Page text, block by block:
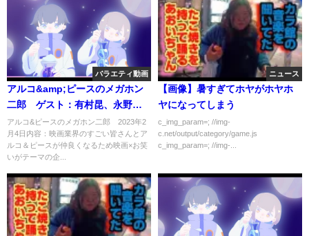
バラエティ動画
アルコ&amp;ピースのメガホン
二郎 ゲスト：有村昆、永野、
高野正成、村田大樹 2月4日
アルコ&ピースのメガホン二郎 2023年2
月4日内容：映画業界のすごい皆さんとア
ルコ＆ピースが仲良くなるため映画×お笑
いがテーマの企...
ニュース
【画像】暑すぎてホヤがホヤホ
ヤになってしまう
c_img_param=; //img-
c.net/output/category/game.js
c_img_param=; //img-...